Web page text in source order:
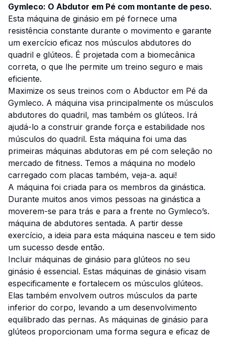
Gymleco: O Abdutor em Pé com montante de peso.
Esta máquina de ginásio em pé fornece uma
resistência constante durante o movimento e garante
um exercício eficaz nos músculos abdutores do
quadril e glúteos. É projetada com a biomecânica
correta, o que lhe permite um treino seguro e mais
eficiente.
Maximize os seus treinos com o Abductor em Pé da
Gymleco. A máquina visa principalmente os músculos
abdutores do quadril, mas também os glúteos. Irá
ajudá-lo a construir grande força e estabilidade nos
músculos do quadril. Esta máquina foi uma das
primeiras máquinas abdutoras em pé com seleção no
mercado de fitness. Temos a máquina no modelo
carregado com placas também, veja-a. aqui!
A máquina foi criada para os membros da ginástica.
Durante muitos anos vimos pessoas na ginástica a
moverem-se para trás e para a frente no Gymleco’s.
máquina de abdutores sentada. A partir desse
exercício, a ideia para esta máquina nasceu e tem sido
um sucesso desde então.
Incluir máquinas de ginásio para glúteos no seu
ginásio é essencial. Estas máquinas de ginásio visam
especificamente e fortalecem os músculos glúteos.
Elas também envolvem outros músculos da parte
inferior do corpo, levando a um desenvolvimento
equilibrado das pernas. As máquinas de ginásio para
glúteos proporcionam uma forma segura e eficaz de